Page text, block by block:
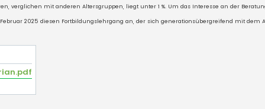
verglichen mit anderen Altersgruppen, liegt unter 1 %. Um das Interesse an der
2025 diesen Fortbildungslehrgang an, der sich generationsübergreifend mit dem